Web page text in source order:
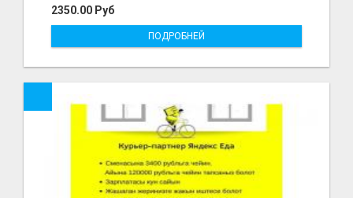
2350.00 Руб
ПОДРОБНЕЙ